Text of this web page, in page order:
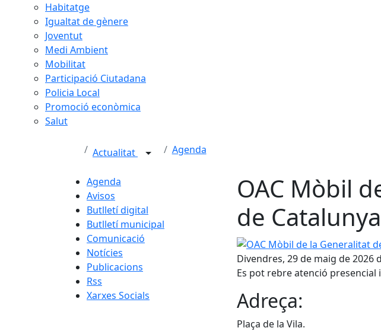
Habitatge
Igualtat de gènere
Joventut
Medi Ambient
Mobilitat
Participació Ciutadana
Policia Local
Promoció econòmica
Salut
Actualitat Agenda
Agenda
Avisos
Butlletí digital
Butlletí municipal
Comunicació
Notícies
Publicacions
Rss
Xarxes Socials
OAC Mòbil
de Catalunya
OAC Mòbil de la Generalitat de
Divendres, 29 de maig de 2026
Es pot rebre atenció presencial
Adreça:
Plaça de la Vila.